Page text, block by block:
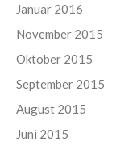
Januar 2016
November 2015
Oktober 2015
September 2015
August 2015
Juni 2015